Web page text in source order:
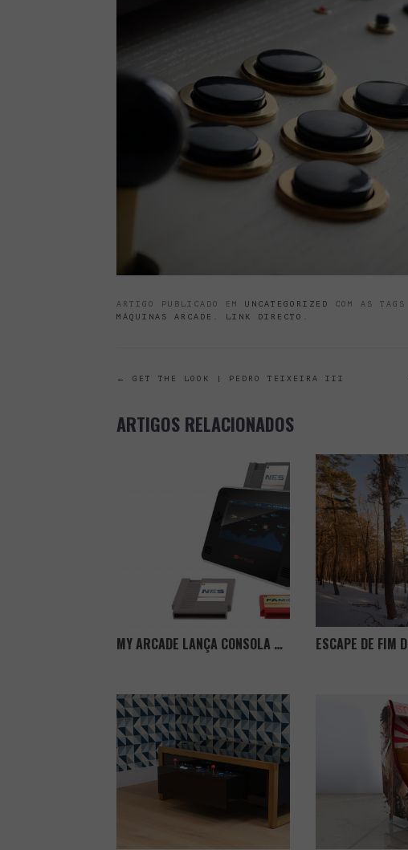
ARTIGO PUBLICADO EM UNCATEGORIZED COM AS TAGS
MÁQUINAS ARCADE . LINK DIRECTO .
POST
NAVIGATION
← GET THE LOOK | PEDRO TEIXEIRA III
ARTIGOS RELACIONADOS
MY ARCADE LANÇA CONSOLA RETRO PORTÁTIL